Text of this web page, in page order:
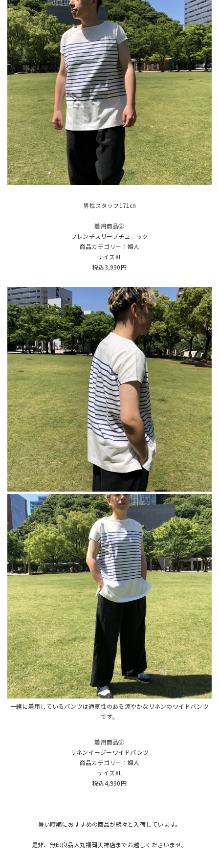
男性スタッフ171㎝
着用商品②
フレンチスリーブチュニック
商品カテゴリー：婦人
サイズXL
税込3,990円
一緒に着用しているパンツは通気性のある涼やかなリネンのワイドパンツ
です。
着用商品③
リネンイージーワイドパンツ
商品カテゴリー：婦人
サイズXL
税込4,990円
暑い時期におすすめの商品が続々と入荷しています。
是非、無印良品大丸福岡天神店までお越しくださいませ。